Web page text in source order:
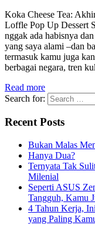
Koka Cheese Tea:
Loffle Pop Up Dessert
nggak ada habisnya
yang saya alami –dan
termasuk kamu juga
berbagai negara, tren
Read more
Search for:
Recent Posts
Bukan Malas
Hanya Dua?
Ternyata Tak
Milenial
Seperti ASUS
Tangguh, Kamu
4 Tahun Kerja,
yang Paling